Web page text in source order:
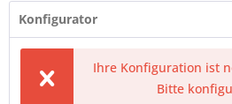
Konfigurator
Ihre Konfiguration ist
Bitte